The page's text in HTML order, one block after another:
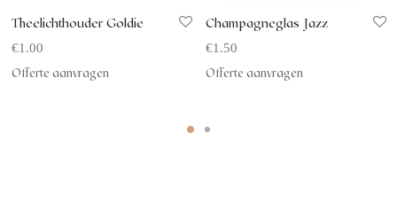
Theelichthouder Goldie
€1.00
Offerte aanvragen
Champagneglas Jazz
€1.50
Offerte aanvragen